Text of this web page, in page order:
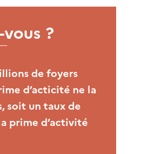
?
de foyers
d’acticité ne la
soit un taux de
prime d’activité